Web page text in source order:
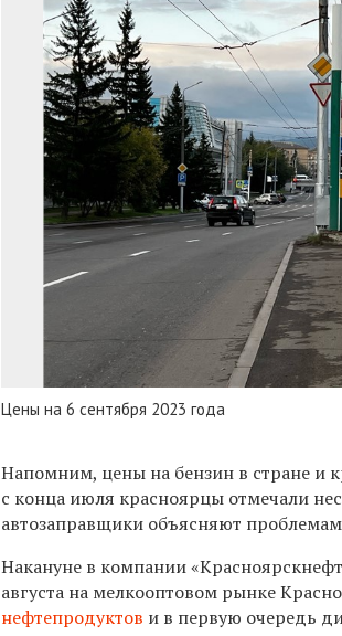
Цены на 6 сентября 2023 года
Напомним, цены на бензин в стране и
с конца июля красноярцы отмечали
автозаправщики объясняют
Накануне в компании
августа на мелкооптовом рынке
нефтепродуктов и в первую очередь